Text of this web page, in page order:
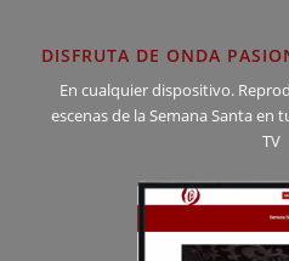
DISFRUTA DE ONDA
En cualquier dispositivo.
escenas de la Semana Santa
TV